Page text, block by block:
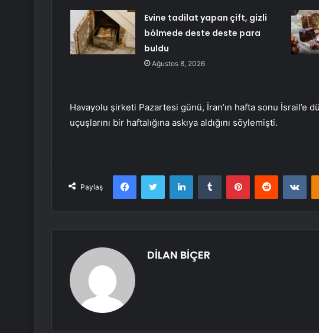
Evine tadilat yapan çift, gizli
bölmede deste deste para
buldu
Ağustos 8, 2026
Havayolu şirketi Pazartesi günü, İran’ın hafta sonu İsrail’e
uçuşlarını bir haftalığına askıya aldığını söylemişti.
Paylaş
FacebookTwitter LinkedInTumblr PinterestReddit
DİLAN BİÇER